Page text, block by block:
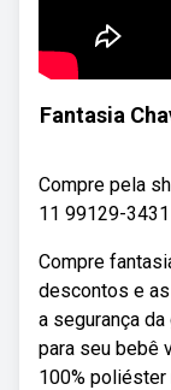
Fantasia
Compre pela
11 99129-
Compre
descontos e
a segurança
para seu bebê
100% poliéster